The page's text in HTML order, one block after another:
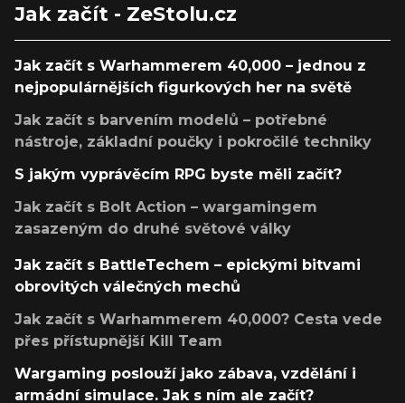
Jak začít - ZeStolu.cz
Jak začít s Warhammerem 40,000 – jednou z
nejpopulárnějších figurkových her na světě
Jak začít s barvením modelů – potřebné
nástroje, základní poučky i pokročilé techniky
S jakým vyprávěcím RPG byste měli začít?
Jak začít s Bolt Action – wargamingem
zasazeným do druhé světové války
Jak začít s BattleTechem – epickými bitvami
obrovitých válečných mechů
Jak začít s Warhammerem 40,000? Cesta vede
přes přístupnější Kill Team
Wargaming poslouží jako zábava, vzdělání i
armádní simulace. Jak s ním ale začít?